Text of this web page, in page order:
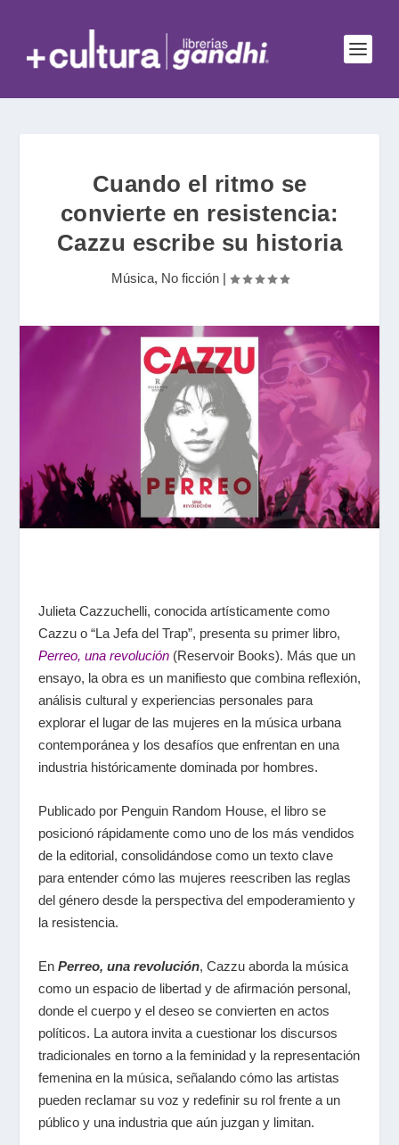
Cuando el ritmo se
convierte en resistencia:
Cazzu escribe su historia
Música, No ficción|
Julieta Cazzuchelli, conocida artísticamente como
Cazzu o “La Jefa del Trap”, presenta su primer libro,
Perreo, una revolución(Reservoir Books). Más que un
ensayo, la obra es un manifiesto que combina reflexión,
análisis cultural y experiencias personales para
explorar el lugar de las mujeres en la música urbana
contemporánea y los desafíos que enfrentan en una
industria históricamente dominada por hombres.
Publicado por Penguin Random House, el libro se
posicionó rápidamente como uno de los más vendidos
de la editorial, consolidándose como un texto clave
para entender cómo las mujeres reescriben las reglas
del género desde la perspectiva del empoderamiento y
la resistencia.
En Perreo, una revolución, Cazzu aborda la música
como un espacio de libertad y de afirmación personal,
donde el cuerpo y el deseo se convierten en actos
políticos. La autora invita a cuestionar los discursos
tradicionales en torno a la feminidad y la representación
femenina en la música, señalando cómo las artistas
pueden reclamar su voz y redefinir su rol frente a un
público y una industria que aún juzgan y limitan.